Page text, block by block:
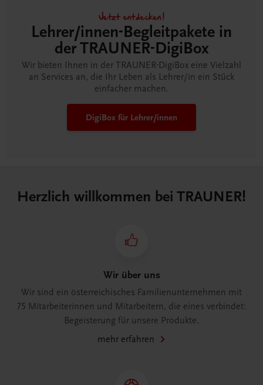
Jetzt entdecken!
Lehrer/innen-Begleitpakete in
der TRAUNER-DigiBox
Wir bieten Ihnen in der TRAUNER-DigiBox eine Vielzahl
an Services an, die Ihr Leben als Lehrer/in ein Stück
einfacher machen.
DigiBox für Lehrer/innen
Herzlich willkommen bei TRAUNER!
Wir über uns
Wir sind ein österreichisches Familienunternehmen mit
75 Mitarbeiterinnen und Mitarbeitern, die eines verbindet:
Begeisterung für unsere Produkte.
mehr erfahren